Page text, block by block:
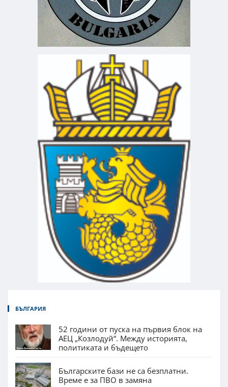
БЪЛГАРИЯ
52 години от пуска на първия блок на
АЕЦ „Козлодуй“. Между историята,
политиката и бъдещето
Българските бази не са безплатни.
Време е за ПВО в замяна